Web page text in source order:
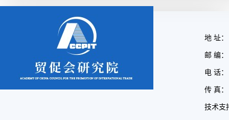
地 址
邮 编
电 话
传 真
技术支